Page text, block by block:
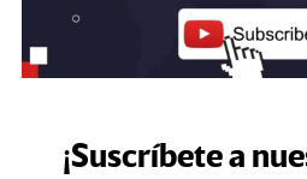
¡Suscríbete a